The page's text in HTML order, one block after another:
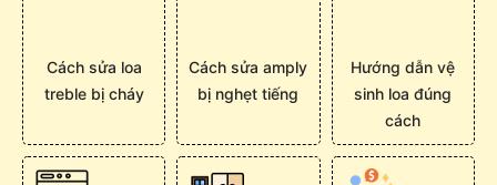
Cách sửa loa
treble bị cháy
Cách sửa amply
bị nghẹt tiếng
Hướng dẫn vệ
sinh loa đúng
cách